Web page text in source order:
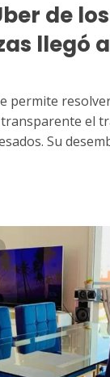
de
llegó
permite
el
Su